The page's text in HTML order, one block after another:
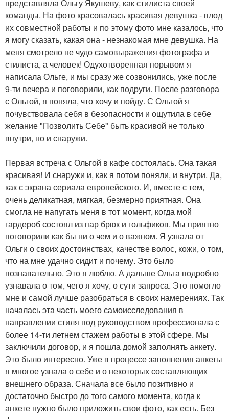
представляла Ольгу Якушеву, как стилиста своей
команды. На фото красовалась красивая девушка - плод
их совместной работы и по этому фото мне казалось, что
я могу сказать, какая она - незнакомая мне девушка. На
меня смотрело не чудо самовыражения фотографа и
стилиста, а человек! Одухотворенная порывом я
написала Ольге, и мы сразу же созвонились, уже после
9-ти вечера и поговорили, как подруги. После разговора
с Ольгой, я поняла, что хочу и пойду. С Ольгой я
почувствовала себя в безопасности и ощутила в себе
желание "Позволить Себе" быть красивой не только
внутри, но и снаружи.
Первая встреча с Ольгой в кафе состоялась. Она такая
красивая! И снаружи и, как я потом поняли, и внутри. Да,
как с экрана сериала европейского. И, вместе с тем,
очень деликатная, мягкая, безмерно приятная. Она
смогла не напугать меня в тот момент, когда мой
гардероб состоял из пар брюк и гольфиков. Мы приятно
поговорили как бы ни о чем и о важном. Я узнала от
Ольги о своих достоинствах, качестве волос, кожи, о том,
что на мне удачно сидит и почему. Это было
познавательно. Это я люблю. А дальше Ольга подробно
узнавала о том, чего я хочу, о сути запроса. Это помогло
мне и самой лучше разобраться в своих намерениях. Так
началась эта часть моего самоисследования в
направлении стиля под руководством профессионала с
более 14-ти летнем стажем работы в этой сфере. Мы
заключили договор, и я пошла домой заполнять анкету.
Это было интересно. Уже в процессе заполнения анкеты
я многое узнала о себе и о некоторых составляющих
внешнего образа. Сначала все было позитивно и
достаточно быстро до того самого момента, когда к
анкете нужно было приложить свои фото, как есть. Без